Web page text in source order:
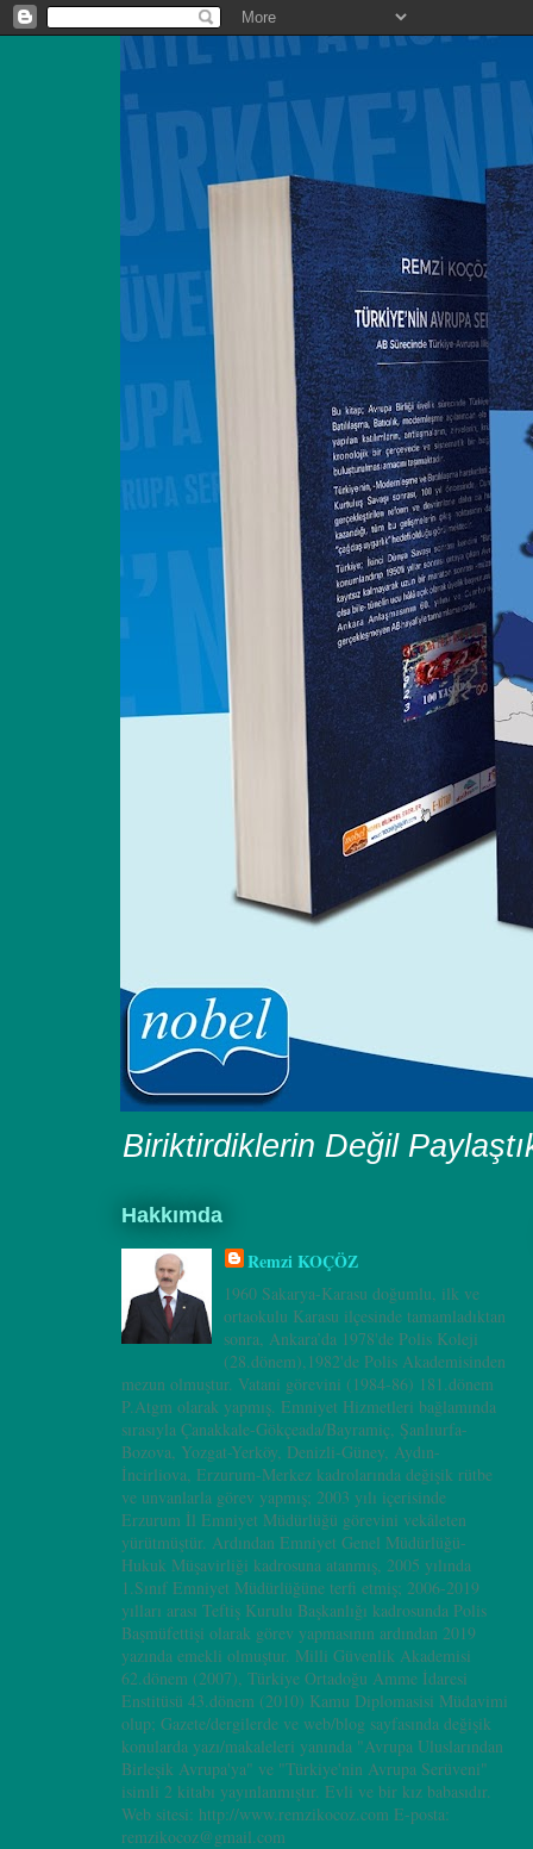
Biriktirdiklerin Değil
Hakkımda
Remzi KOÇÖZ
1960 Sakarya-Karasu doğumlu, ilk ve
ortaokulu Karasu ilçesinde tamamladıktan
sonra, Ankara’da 1978'de Polis Koleji
(28.dönem),1982'de Polis Akademisinden
mezun olmuştur. Vatani görevini (1984-86) 181.dönem
P.Atgm olarak yapmış. Emniyet Hizmetleri bağlamında
sırasıyla Çanakkale-Gökçeada/Bayramiç, Şanlıurfa-
Bozova, Yozgat-Yerköy, Denizli-Güney, Aydın-
İncirliova, Erzurum-Merkez kadrolarında değişik rütbe
ve unvanlarla görev yapmış; 2003 yılı içerisinde
Erzurum İl Emniyet Müdürlüğü görevini vekâleten
yürütmüştür. Ardından Emniyet Genel Müdürlüğü-
Hukuk Müşavirliği kadrosuna atanmış, 2005 yılında
1.Sınıf Emniyet Müdürlüğüne terfi etmiş; 2006-2019
yılları arası Teftiş Kurulu Başkanlığı kadrosunda Polis
Başmüfettişi olarak görev yapmasının ardından 2019
yazında emekli olmuştur. Milli Güvenlik Akademisi
62.dönem (2007), Türkiye Ortadoğu Amme İdaresi
Enstitüsü 43.dönem (2010) Kamu Diplomasisi Müdavimi
olup; Gazete/dergilerde ve web/blog sayfasında değişik
konularda yazı/makaleleri yanında "Avrupa Uluslarından
Birleşik Avrupa'ya" ve "Türkiye'nin Avrupa Serüveni"
isimli 2 kitabı yayınlanmıştır. Evli ve bir kız babasıdır.
Web sitesi: http://www.remzikocoz.com E-posta:
remzikocoz@gmail.com